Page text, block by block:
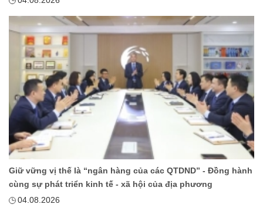
Giữ vững vị thế là “ngân hàng của các QTDND” - Đồng hành
cùng sự phát triển kinh tế - xã hội của địa phương
04.08.2026